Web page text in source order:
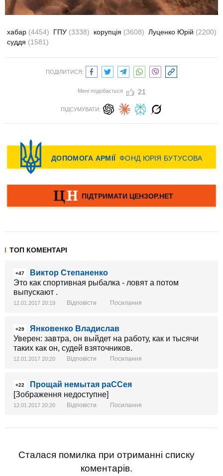
хабар (4454) ГПУ (3338) корупція (3608) Луценко Юрій (2200)
суддя (1581)
ПОДІЛИТИСЯ:
Мені подобається 21
ПІДСУМУВАТИ:
ТОП КОМЕНТАРІ
+47
Виктор Степаненко
Это как спортивная рыбалка - ловят а потом
выпускают .
12.01.2017 20:19 Відповісти Посилання
+29
Янковенко Владислав
Уверен: завтра, он выйдет на работу, как и тысячи
таких как он, судей взяточников.
12.01.2017 20:20 Відповісти Посилання
+22
Прощай немытая раССея
[Зображення недоступне]
12.01.2017 20:20 Відповісти Посилання
Сталася помилка при отриманні списку
коментарів.